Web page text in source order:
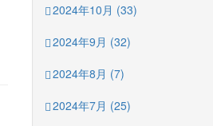
2024年10月 (33)
2024年9月 (32)
2024年8月 (7)
2024年7月 (25)